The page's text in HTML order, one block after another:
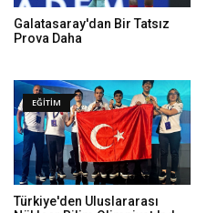
Galatasaray'dan Bir Tatsız
Prova Daha
EĞİTİM
Türkiye'den Uluslararası